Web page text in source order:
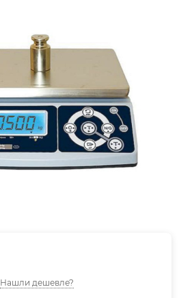
Нашли дешевле?